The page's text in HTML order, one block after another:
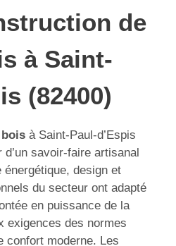
de
à Saint-
(82400)
à Saint-Paul-d’Espis
d’un savoir-faire artisanal
design et
du secteur ont adapté
en puissance de la
exigences des normes
confort moderne. Les